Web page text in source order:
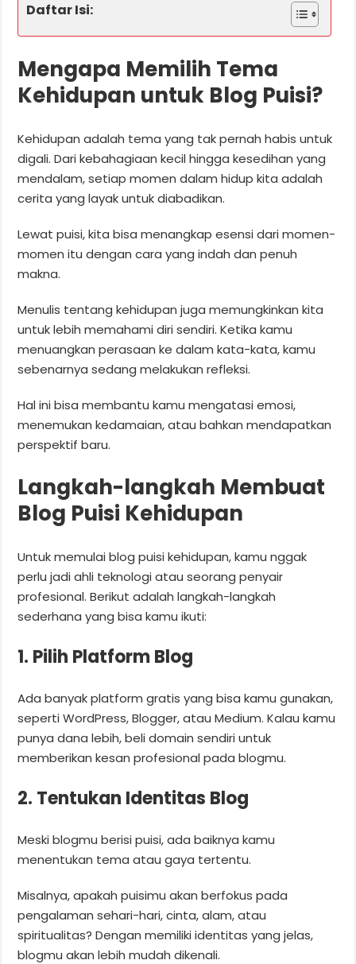
Daftar Isi:
Mengapa Memilih Tema
Kehidupan untuk Blog Puisi?
Kehidupan adalah tema yang tak pernah habis untuk
digali. Dari kebahagiaan kecil hingga kesedihan yang
mendalam, setiap momen dalam hidup kita adalah
cerita yang layak untuk diabadikan.
Lewat puisi, kita bisa menangkap esensi dari momen-
momen itu dengan cara yang indah dan penuh
makna.
Menulis tentang kehidupan juga memungkinkan kita
untuk lebih memahami diri sendiri. Ketika kamu
menuangkan perasaan ke dalam kata-kata, kamu
sebenarnya sedang melakukan refleksi.
Hal ini bisa membantu kamu mengatasi emosi,
menemukan kedamaian, atau bahkan mendapatkan
perspektif baru.
Langkah-langkah Membuat
Blog Puisi Kehidupan
Untuk memulai blog puisi kehidupan, kamu nggak
perlu jadi ahli teknologi atau seorang penyair
profesional. Berikut adalah langkah-langkah
sederhana yang bisa kamu ikuti:
1. Pilih Platform Blog
Ada banyak platform gratis yang bisa kamu gunakan,
seperti WordPress, Blogger, atau Medium. Kalau kamu
punya dana lebih, beli domain sendiri untuk
memberikan kesan profesional pada blogmu.
2. Tentukan Identitas Blog
Meski blogmu berisi puisi, ada baiknya kamu
menentukan tema atau gaya tertentu.
Misalnya, apakah puisimu akan berfokus pada
pengalaman sehari-hari, cinta, alam, atau
spiritualitas? Dengan memiliki identitas yang jelas,
blogmu akan lebih mudah dikenali.